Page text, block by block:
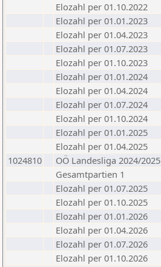
Elozahl per 01.10.2022
Elozahl per 01.01.2023
Elozahl per 01.04.2023
Elozahl per 01.07.2023
Elozahl per 01.10.2023
Elozahl per 01.01.2024
Elozahl per 01.04.2024
Elozahl per 01.07.2024
Elozahl per 01.10.2024
Elozahl per 01.01.2025
Elozahl per 01.04.2025
1024810
OÖ Landesliga 2024/2025
Gesamtpartien 1
Elozahl per 01.07.2025
Elozahl per 01.10.2025
Elozahl per 01.01.2026
Elozahl per 01.04.2026
Elozahl per 01.07.2026
Elozahl per 01.10.2026